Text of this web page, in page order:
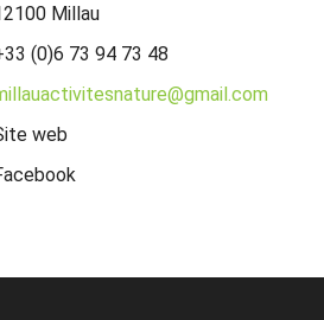
Millau
(0)6 73 94 73 48
web